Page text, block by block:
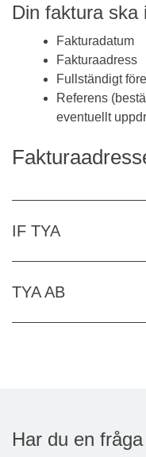
Din faktura ska
Fakturadatum
Fakturaadress
Fullständigt
Referens
eventuellt
IF TYA
TYA AB
Har du en